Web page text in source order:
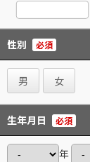
性別 必須
男 女
生年月日 必須
年